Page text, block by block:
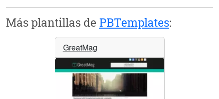
Más plantillas de PBTemplates:
GreatMag